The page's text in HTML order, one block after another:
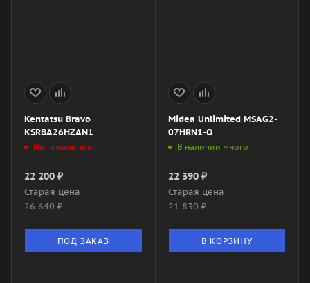
Kentatsu Bravo
KSRBA26HZAN1
Нет в наличии
22 200 ₽
Старая цена
26 640₽
ПОД ЗАКАЗ
Midea Unlimited MSAG2-
07HRN1-O
В наличии много
22 390₽
Старая цена
21 830₽
В КОРЗИНУ